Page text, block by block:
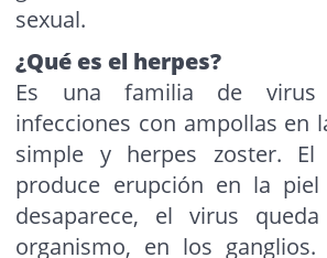
sexual.
¿Qué es el herpes?
Es una familia de virus
infecciones con ampollas en
simple y herpes zoster. El
produce erupción en la
desaparece, el virus
organismo, en los